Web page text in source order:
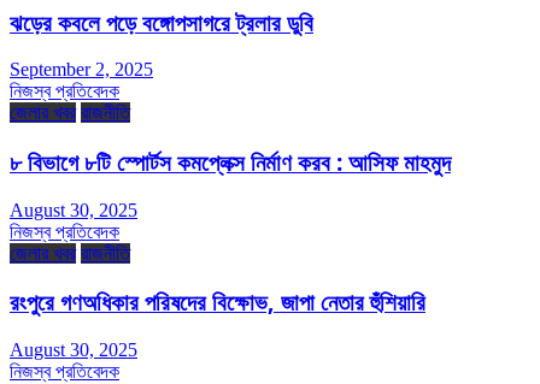
ঝড়ের কবলে পড়ে বঙ্গোপসাগরে ট্রলার ডুবি
September 2, 2025
নিজস্ব প্রতিবেদক
জেলার খবর রাজনীতি
৮ বিভাগে ৮টি স্পোর্টস কমপ্লেক্স নির্মাণ করব : আসিফ মাহমুদ
August 30, 2025
নিজস্ব প্রতিবেদক
জেলার খবর রাজনীতি
রংপুরে গণঅধিকার পরিষদের বিক্ষোভ, জাপা নেতার হুঁশিয়ারি
August 30, 2025
নিজস্ব প্রতিবেদক